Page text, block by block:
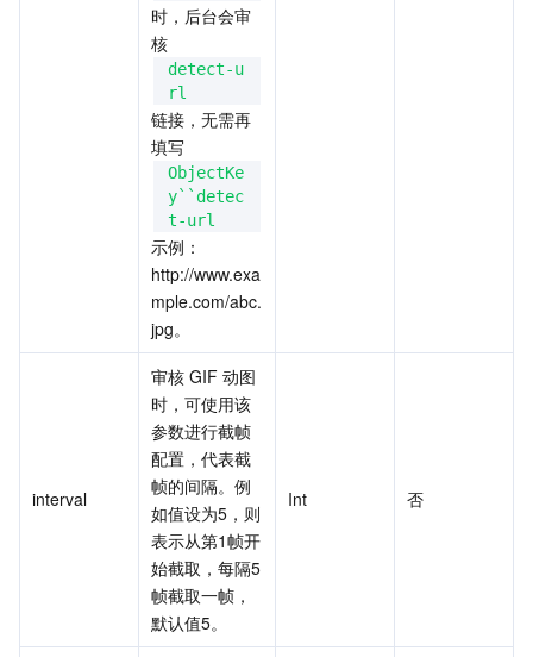
时，后台会审
核
detect-u
rl
链接，无需再
填写
ObjectKe
y``detec
t-url
示例：
http://www.exa
mple.com/abc.
jpg。
interval
审核 GIF 动图
时，可使用该
参数进行截帧
配置，代表截
帧的间隔。例
如值设为5，则
表示从第1帧开
始截取，每隔5
帧截取一帧，
默认值5。
Int 否